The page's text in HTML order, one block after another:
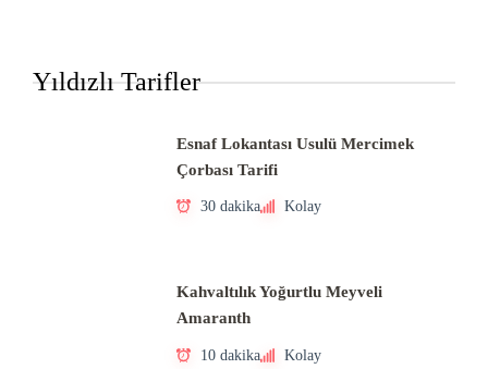
Yıldızlı Tarifler
Esnaf Lokantası Usulü Mercimek
Çorbası Tarifi
30 dakika Kolay
Kahvaltılık Yoğurtlu Meyveli
Amaranth
10 dakika Kolay